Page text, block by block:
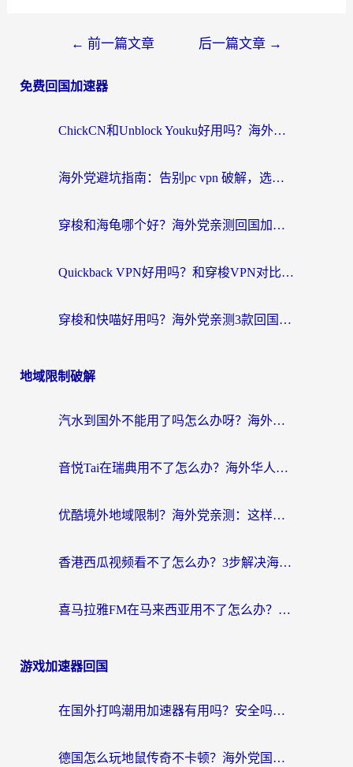
← 前一篇文章 后一篇文章 →
免费回国加速器
ChickCN和Unblock Youku好用吗？海外党亲测3款回国加速器，附iOS免费选择指南
海外党避坑指南：告别pc vpn 破解，选对回国加速器轻松访问国内资源
穿梭和海龟哪个好？海外党亲测回国加速器，附电脑免费VPN推荐
Quickback VPN好用吗？和穿梭VPN对比哪个回国效果更好？海外党必看的真实测评与选择指南
穿梭和快喵好用吗？海外党亲测3款回国加速器，附日本回国VPN避坑指南
地域限制破解
汽水到国外不能用了吗怎么办呀？海外党追剧看片的救星在这里！
音悦Tai在瑞典用不了怎么办？海外华人追剧听歌的实用指南
优酷境外地域限制？海外党亲测：这样看国内剧再也不卡（附3个实用场景解决）
香港西瓜视频看不了怎么办？3步解决海外追剧难题，附靠谱加速器推荐
喜马拉雅FM在马来西亚用不了怎么办？海外华人亲测有效的回国加速指南
游戏加速器回国
在国外打鸣潮用加速器有用吗？安全吗？海外玩家国服游戏加速全指南
德国怎么玩地鼠传奇不卡顿？海外党国服游戏加速全攻略（含战双EVE实用指南）